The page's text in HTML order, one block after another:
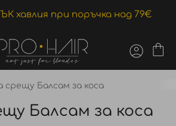
хавлия при поръчка над 79€
срещу Балсам за коса
Балсам за коса